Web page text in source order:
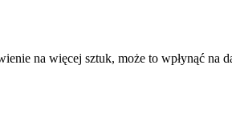
na więcej sztuk, może to wpłynąć na